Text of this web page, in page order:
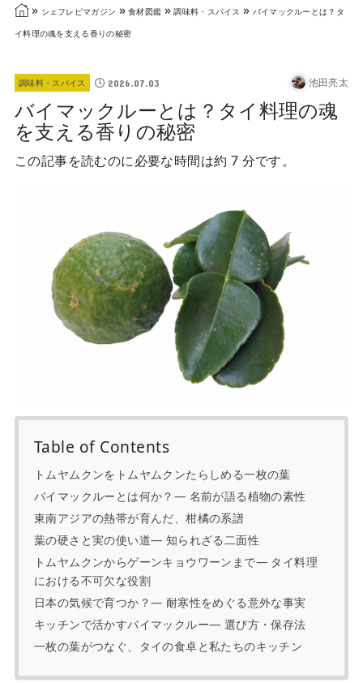
» シェフレピマガジン » 食材図鑑 » 調味料・スパイス » バイマックルーとは？タ
イ料理の魂を支える香りの秘密
調味料・スパイス 2026.07.03 池田亮太
バイマックルーとは？タイ料理の魂
を支える香りの秘密
この記事を読むのに必要な時間は約 7 分です。
Table of Contents
トムヤムクンをトムヤムクンたらしめる一枚の葉
バイマックルーとは何か？— 名前が語る植物の素性
東南アジアの熱帯が育んだ、柑橘の系譜
葉の硬さと実の使い道— 知られざる二面性
トムヤムクンからゲーンキョウワーンまで— タイ料理
における不可欠な役割
日本の気候で育つか？— 耐寒性をめぐる意外な事実
キッチンで活かすバイマックルー— 選び方・保存法
一枚の葉がつなぐ、タイの食卓と私たちのキッチン